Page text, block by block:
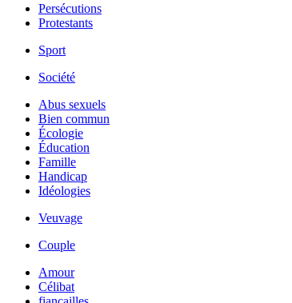
Persécutions
Protestants
Sport
Société
Abus sexuels
Bien commun
Écologie
Éducation
Famille
Handicap
Idéologies
Veuvage
Couple
Amour
Célibat